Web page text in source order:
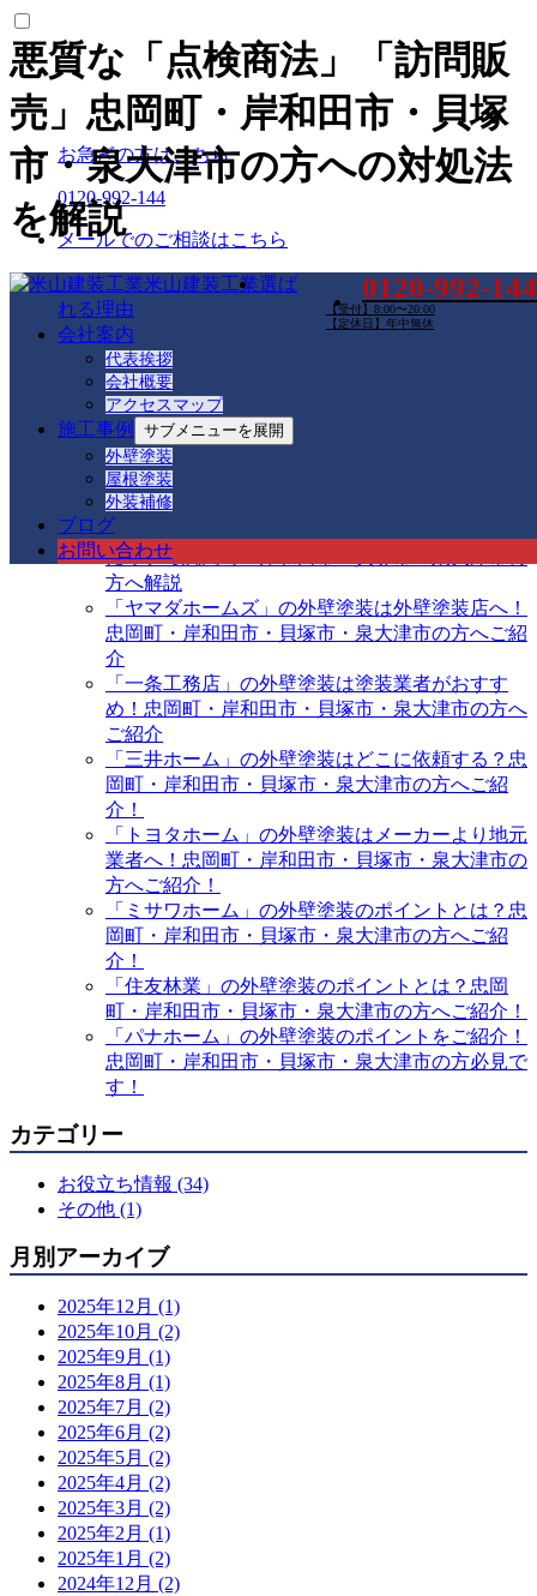
悪質な「点検商法」「訪問販
売」忠岡町・岸和田市・貝塚
市・泉大津市の方への対処法
を解説
米山建装工業 0120-992-144
【受付】8:00〜20:00
【定休日】年中無休
選ば
れる理由
会社案内
代表挨拶
会社概要
アクセスマップ
施工事例
サブメニューを展開
外壁塗装
屋根塗装
外装補修
ブログ
お問い合わせ
お急ぎの方はこちら
0120-992-144
メールでのご相談はこちら
お問い合わせ
最新の投稿
外壁塗装工事は屋根や付帯部分も塗装が必要？忠
岡町・岸和田市・貝塚市・泉大津市の皆さんへ詳
しく解説！
屋根の色はどう選ぶ？外壁との相性を考えた色選
びとは？忠岡町・岸和田市・貝塚市・泉大津市の
方へアドバイス！
お家のリフォームはどうする？点検とリフォーム
について忠岡町・岸和田市・貝塚市・泉大津市の
方へ解説
「ヤマダホームズ」の外壁塗装は外壁塗装店へ！
忠岡町・岸和田市・貝塚市・泉大津市の方へご紹
介
「一条工務店」の外壁塗装は塗装業者がおすす
め！忠岡町・岸和田市・貝塚市・泉大津市の方へ
ご紹介
「三井ホーム」の外壁塗装はどこに依頼する？忠
岡町・岸和田市・貝塚市・泉大津市の方へご紹
介！
「トヨタホーム」の外壁塗装はメーカーより地元
業者へ！忠岡町・岸和田市・貝塚市・泉大津市の
方へご紹介！
「ミサワホーム」の外壁塗装のポイントとは？忠
岡町・岸和田市・貝塚市・泉大津市の方へご紹
介！
「住友林業」の外壁塗装のポイントとは？忠岡
町・岸和田市・貝塚市・泉大津市の方へご紹介！
「パナホーム」の外壁塗装のポイントをご紹介！
忠岡町・岸和田市・貝塚市・泉大津市の方必見で
す！
カテゴリー
お役立ち情報 (34)
その他 (1)
月別アーカイブ
2025年12月 (1)
2025年10月 (2)
2025年9月 (1)
2025年8月 (1)
2025年7月 (2)
2025年6月 (2)
2025年5月 (2)
2025年4月 (2)
2025年3月 (2)
2025年2月 (1)
2025年1月 (2)
2024年12月 (2)